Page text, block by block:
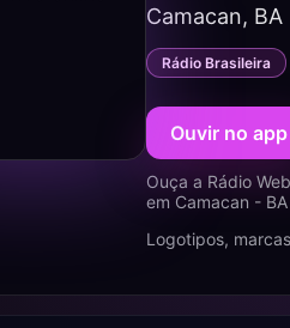
Camacan, BA
Rádio Brasileira
Ouvir no app
Ouça a Rádio
em Camacan -
Logotipos,